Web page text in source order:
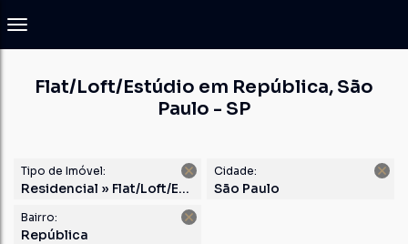
Flat/Loft/Estúdio em República, São
Paulo - SP
Tipo de Imóvel:
Residencial » Flat/Loft/Estúdio
Cidade:
São Paulo
Bairro:
República